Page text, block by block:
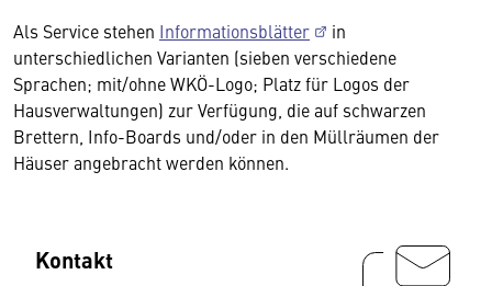
Als Service stehen Informationsblätter
in
unterschiedlichen Varianten (sieben verschiedene
Sprachen; mit/ohne WKÖ-Logo; Platz für Logos der
Hausverwaltungen) zur Verfügung, die auf schwarzen
Brettern, Info-Boards und/oder in den Müllräumen der
Häuser angebracht werden können.
Kontakt